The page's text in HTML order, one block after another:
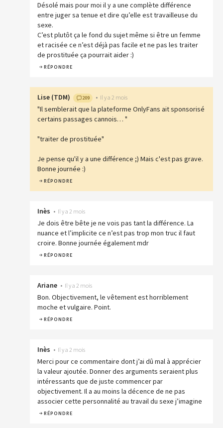
Désolé mais pour moi il y a une complète différence
entre juger sa tenue et dire qu’elle est travailleuse du
sexe.
C’est plutôt ça le fond du sujet même si être un femme
et racisée ce n’est déjà pas facile et ne pas les traiter
de prostituée ça pourrait aider :)
RÉPONDRE
Lise (TDM) 209 • Il y a 2 mois
"Il semblerait que la plateforme OnlyFans ait sponsorisé
certains passages cannois… "
"traiter de prostituée"
Je pense qu'il y a une différence ;) Mais c'est pas grave.
Bonne journée :)
RÉPONDRE
Inès • Il y a 2 mois
Je dois être bête je ne vois pas tant la différence. La
nuance et l’implicite ce n’est pas trop mon truc il faut
croire. Bonne journée également mdr
RÉPONDRE
Ariane • Il y a 2 mois
Bon. Objectivement, le vêtement est horriblement
moche et vulgaire. Point.
RÉPONDRE
Inès • Il y a 2 mois
Merci pour ce commentaire dont j’ai dû mal à apprécier
la valeur ajoutée. Donner des arguments seraient plus
intéressants que de juste commencer par
objectivement. Il a au moins la décence de ne pas
associer cette personnalité au travail du sexe j’imagine
RÉPONDRE